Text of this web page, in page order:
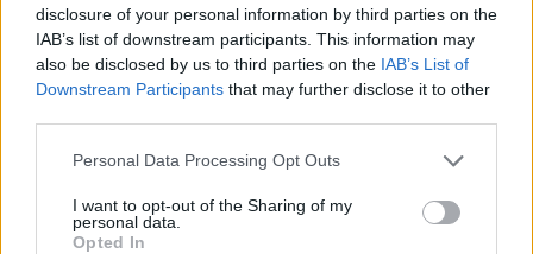
disclosure of your personal information by third parties on the
IAB’s list of downstream participants. This information may
also be disclosed by us to third parties on the IAB’s List of
Downstream Participants that may further disclose it to other
Personal Data Processing Opt Outs
I want to opt-out of the Sharing of my
personal data.
Opted In
Θέσεις εργασίας
Θέσεις Εργασίας ανά Ειδικότητα